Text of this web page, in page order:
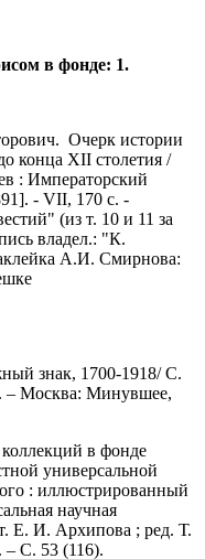
в фонде: 1.
Очерк истории
конца XII столетия /
: Императорский
- VII, 170 с. -
(из т. 10 и 11 за
владел.: "К.
А.И. Смирнова:
знак, 1700-1918/ С.
– Москва: Минувшее,
в фонде
универсальной
: иллюстрированный
научная
Е. И. Архипова ; ред. Т.
С. 53 (116).